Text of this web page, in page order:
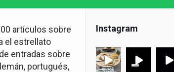
artículos sobre
el estrellato
entradas sobre
portugués,
Instagram